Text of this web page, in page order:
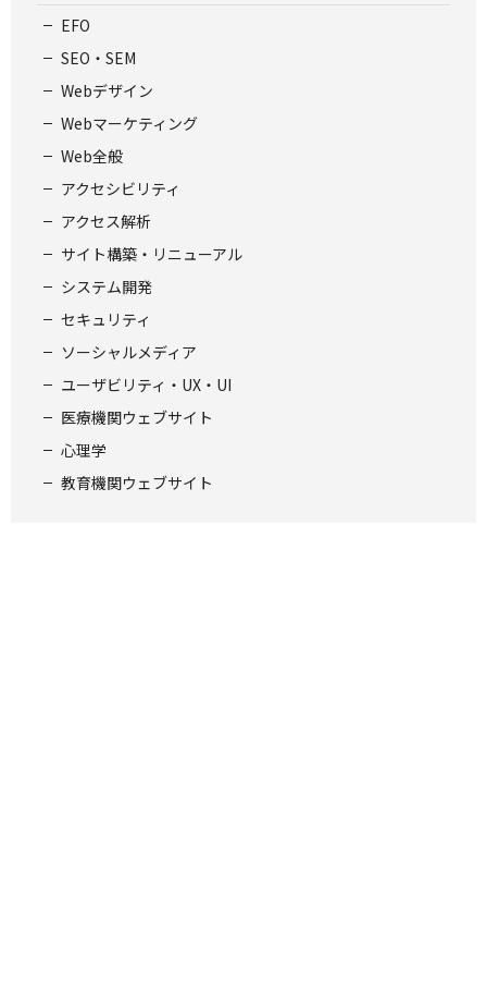
EFO
SEO・SEM
Webデザイン
Webマーケティング
Web全般
アクセシビリティ
アクセス解析
サイト構築・リニューアル
システム開発
セキュリティ
ソーシャルメディア
ユーザビリティ・UX・UI
医療機関ウェブサイト
心理学
教育機関ウェブサイト